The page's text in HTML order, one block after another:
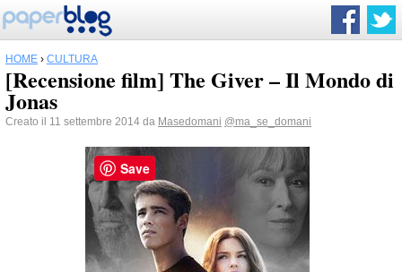
HOME › CULTURA
[Recensione film] The Giver – Il Mondo di
Jonas
Creato il 11 settembre 2014 da Masedomani @ma_se_domani
Save